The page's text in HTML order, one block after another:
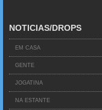
NOTICIAS/DROPS
EM CASA
GENTE
JOGATINA
NA ESTANTE